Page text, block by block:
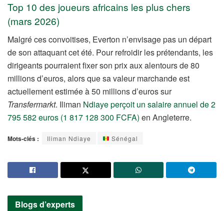
Top 10 des joueurs africains les plus chers
(mars 2026)
Malgré ces convoitises, Everton n’envisage pas un départ
de son attaquant cet été. Pour refroidir les prétendants, les
dirigeants pourraient fixer son prix aux alentours de 80
millions d’euros, alors que sa valeur marchande est
actuellement estimée à 50 millions d’euros sur
Transfermarkt. Iliman Ndiaye perçoit un salaire annuel de 2
795 582 euros (1 817 128 300 FCFA) en Angleterre.
Mots-clés : Iliman Ndiaye Sénégal
Blogs d’experts